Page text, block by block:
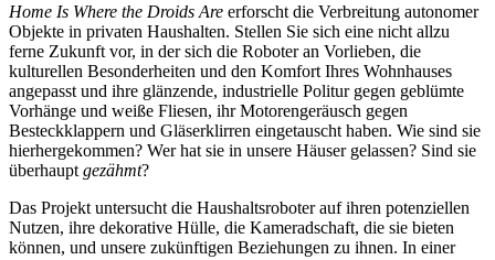
Home Is Where the Droids Are erforscht die Verbreitung autonomer
Objekte in privaten Haushalten. Stellen Sie sich eine nicht allzu
ferne Zukunft vor, in der sich die Roboter an Vorlieben, die
kulturellen Besonderheiten und den Komfort Ihres Wohnhauses
angepasst und ihre glänzende, industrielle Politur gegen geblümte
Vorhänge und weiße Fliesen, ihr Motorengeräusch gegen
Besteckklappern und Gläserklirren eingetauscht haben. Wie sind sie
hierhergekommen? Wer hat sie in unsere Häuser gelassen? Sind sie
überhaupt gezähmt?
Das Projekt untersucht die Haushaltsroboter auf ihren potenziellen
Nutzen, ihre dekorative Hülle, die Kameradschaft, die sie bieten
können, und unsere zukünftigen Beziehungen zu ihnen. In einer